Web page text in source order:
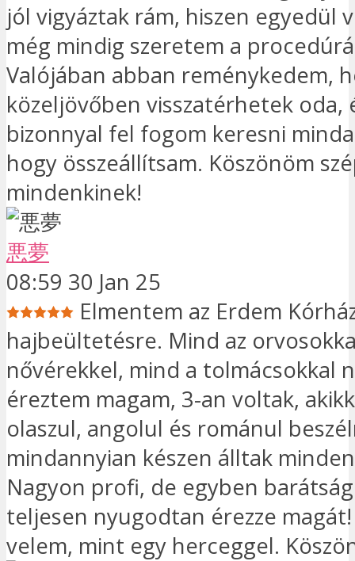
jól vigyáztak rám, hiszen egyedül
még mindig szeretem a
Valójában abban reménykedem,
közeljövőben visszatérhetek oda,
bizonnyal fel fogom keresni
hogy összeállítsam. Köszönöm
mindenkinek!
悪夢
08:59 30 Jan 25
Elmentem az Erdem
hajbeültetésre. Mind az
nővérekkel, mind a tolmácsokkal
éreztem magam, 3-an voltak,
olaszul, angolul és románul
mindannyian készen álltak
Nagyon profi, de egyben
teljesen nyugodtan érezze
velem, mint egy herceggel.